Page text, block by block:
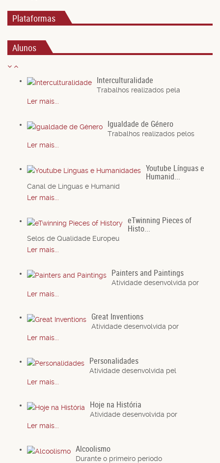
Plataformas
Alunos
Interculturalidade
Trabalhos realizados pela
Ler mais...
Igualdade de Género
Trabalhos realizados pelos
Ler mais...
Youtube Línguas e
Humanid...
Canal de Línguas e Humanid
Ler mais...
eTwinning Pieces of
Histo...
Selos de Qualidade Europeu
Ler mais...
Painters and Paintings
Atividade desenvolvida por
Ler mais...
Great Inventions
Atividade desenvolvida por
Ler mais...
Personalidades
Atividade desenvolvida pel
Ler mais...
Hoje na História
Atividade desenvolvida por
Ler mais...
Alcoolismo
Durante o primeiro período